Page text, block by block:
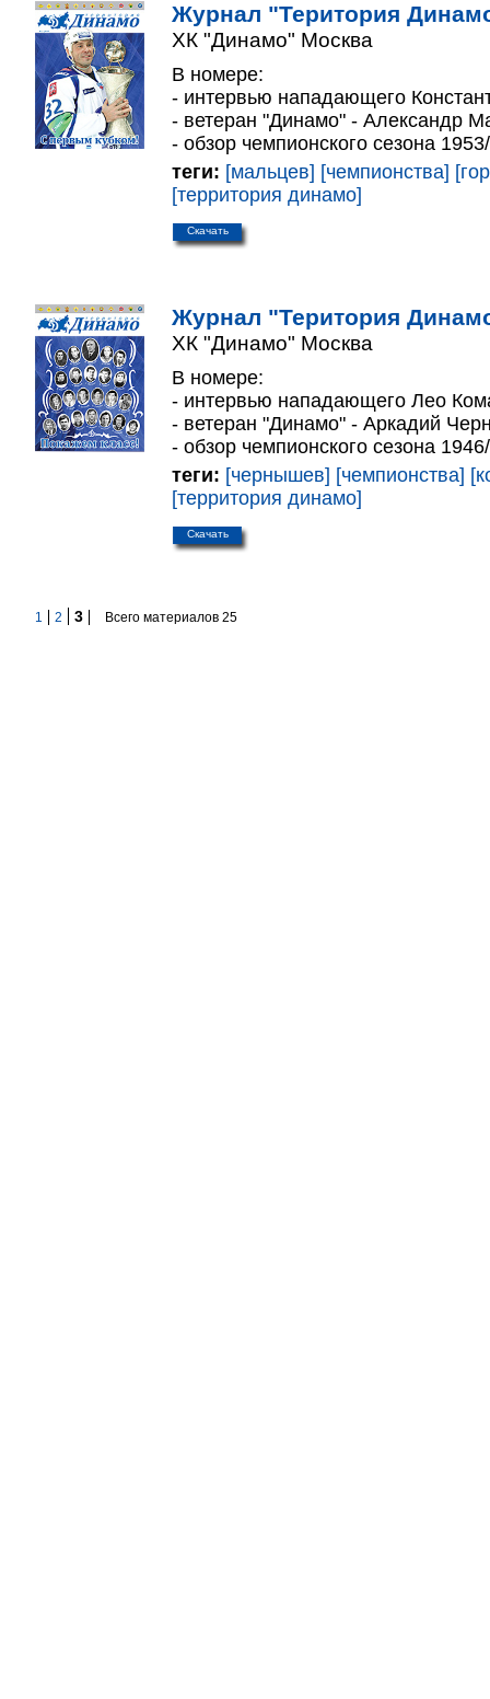
Журнал "Територия
ХК "Динамо" Москва
В номере:
- интервью нападающего
- ветеран "Динамо" - Александр
- обзор чемпионского сезона
теги: [мальцев] [чемпионства]
[территория динамо]
Скачать
Журнал "Територия
ХК "Динамо" Москва
В номере:
- интервью нападающего Лео
- ветеран "Динамо" - Аркадий
- обзор чемпионского сезона
теги: [чернышев] [чемпионства]
[территория динамо]
Скачать
1 2 3 Всего материалов 25